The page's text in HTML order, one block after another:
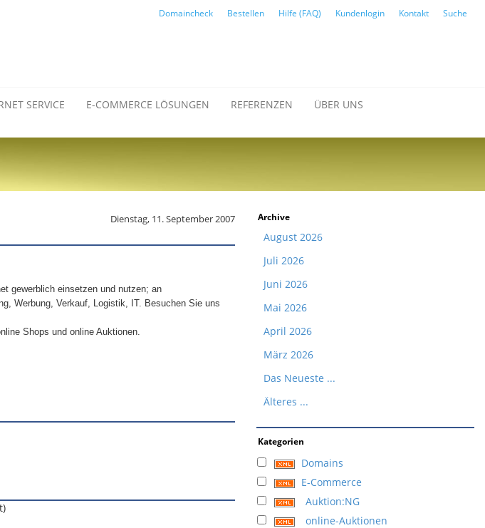
Domaincheck Bestellen Hilfe (FAQ) Kundenlogin Kontakt Suche
SERVICE E-COMMERCE LÖSUNGEN REFERENZEN ÜBER UNS
Dienstag, 11. September 2007
gewerblich einsetzen und nutzen; an
Werbung, Verkauf, Logistik, IT. Besuchen Sie uns
Shops und online Auktionen.
Archive
August 2026
Juli 2026
Juni 2026
Mai 2026
April 2026
März 2026
Das Neueste ...
Älteres ...
Kategorien
Domains
E-Commerce
Auktion:NG
online-Auktionen